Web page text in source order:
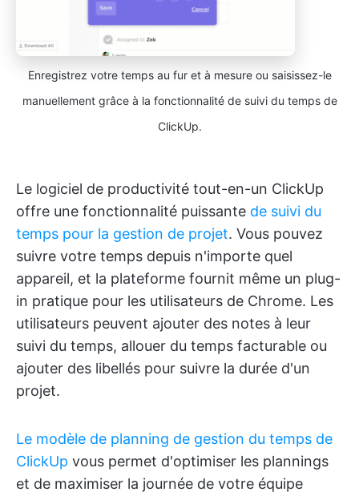
Enregistrez votre temps au fur et à mesure ou saisissez-le
manuellement grâce à la fonctionnalité de suivi du temps de
ClickUp.
Le logiciel de productivité tout-en-un ClickUp
offre une fonctionnalité puissante de suivi du
temps pour la gestion de projet. Vous pouvez
suivre votre temps depuis n'importe quel
appareil, et la plateforme fournit même un plug-
in pratique pour les utilisateurs de Chrome. Les
utilisateurs peuvent ajouter des notes à leur
suivi du temps, allouer du temps facturable ou
ajouter des libellés pour suivre la durée d'un
projet.
Le modèle de planning de gestion du temps de
ClickUp vous permet d'optimiser les plannings
et de maximiser la journée de votre équipe